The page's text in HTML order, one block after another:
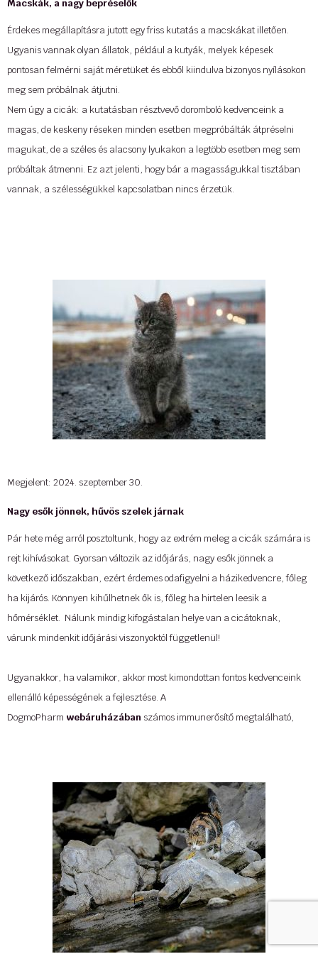
Macskák, a nagy bepréselők
Érdekes megállapításra jutott egy friss kutatás a macskákat illetően.
Ugyanis vannak olyan állatok, például a kutyák, melyek képesek
pontosan felmérni saját méretüket és ebből kiindulva bizonyos nyílásokon
meg sem próbálnak átjutni.
Nem úgy a cicák: a kutatásban résztvevő doromboló kedvenceink a
magas, de keskeny réseken minden esetben megpróbálták átpréselni
magukat, de a széles és alacsony lyukakon a legtöbb esetben meg sem
próbáltak átmenni. Ez azt jelenti, hogy bár a magasságukkal tisztában
vannak, a szélességükkel kapcsolatban nincs érzetük.
történő játékot, szocializálást és szakszerű, hozzáértő gondozást
biztosítunk, teljes ellátással. Kérésre gazdi által megadott tápot és – adott
esetben – táplálék-kiegészítőket adunk, figyelembe vesszük a cica
igényeit, szokásait.
Minden adatot az ügyféllel történő találkozás alkalmával feljegyezzük, és
annak megfelelően gondozzuk kiskedvencét. A panziók 0-24 órában
felügyeltek és szükség esetén állatorvost is biztosítanak. Győződjön meg
saját szemével, hogy milyen jó hely a Cat-O-Lodge a naponta frissülő
Forrás:Hamu és Gyémánt
Megjelent: 2024. szeptember 30.
Nagy esők jönnek, hűvös szelek járnak
Pár hete még arról posztoltunk, hogy az extrém meleg a cicák számára is
rejt kihívásokat. Gyorsan változik az időjárás, nagy esők jönnek a
következő időszakban, ezért érdemes odafigyelni a házikedvencre, főleg
ha kijárós. Könnyen kihűlhetnek ők is, főleg ha hirtelen leesik a
hőmérséklet. Nálunk mindig kifogástalan helye van a cicátoknak,
várunk mindenkit időjárási viszonyoktól függetlenül!
Ugyanakkor, ha valamikor, akkor most kimondottan fontos kedvenceink
ellenálló képességének a fejlesztése. A
DogmoPharm webáruházábanszámos immunerősítő megtalálható,
Forrás: Facebook/@DogmoVet